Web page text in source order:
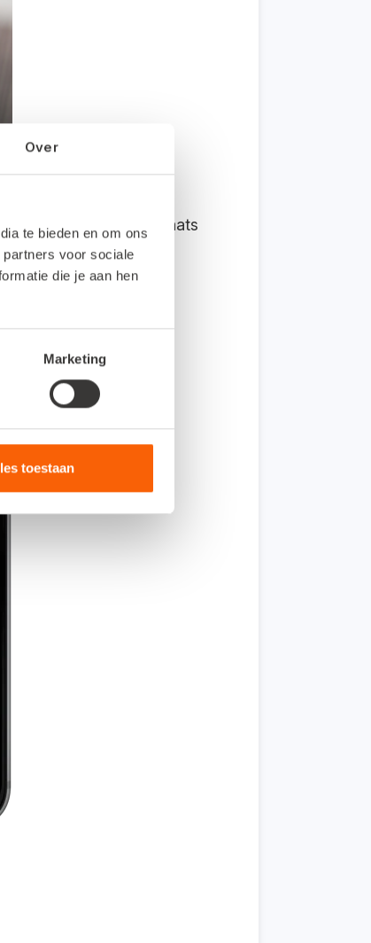
Over
te bieden en om ons
voor sociale
die je aan hen
Marketing
toestaan
in de supermarkt). Plaats